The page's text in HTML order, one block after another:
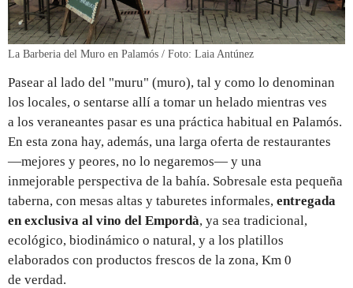
La Barberia del Muro en Palamós / Foto: Laia Antúnez
Pasear al lado del "muru" (muro), tal y como lo denominan
los locales, o sentarse allí a tomar un helado mientras ves
a los veraneantes pasar es una práctica habitual en Palamós.
En esta zona hay, además, una larga oferta de restaurantes
—mejores y peores, no lo negaremos— y una
inmejorable perspectiva de la bahía. Sobresale esta pequeña
taberna, con mesas altas y taburetes informales, entregada
en exclusiva al vino del Empordà, ya sea tradicional,
ecológico, biodinámico o natural, y a los platillos
elaborados con productos frescos de la zona, Km 0
de verdad.